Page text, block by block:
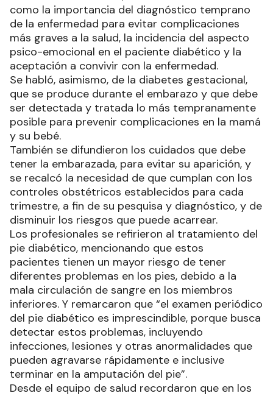
como la importancia del diagnóstico temprano
de la enfermedad para evitar complicaciones
más graves a la salud, la incidencia del aspecto
psico-emocional en el paciente diabético y la
aceptación a convivir con la enfermedad.
Se habló, asimismo, de la diabetes gestacional,
que se produce durante el embarazo y que debe
ser detectada y tratada lo más tempranamente
posible para prevenir complicaciones en la mamá
y su bebé.
También se difundieron los cuidados que debe
tener la embarazada, para evitar su aparición, y
se recalcó la necesidad de que cumplan con los
controles obstétricos establecidos para cada
trimestre, a fin de su pesquisa y diagnóstico, y de
disminuir los riesgos que puede acarrear.
Los profesionales se refirieron al tratamiento del
pie diabético, mencionando que estos
pacientes tienen un mayor riesgo de tener
diferentes problemas en los pies, debido a la
mala circulación de sangre en los miembros
inferiores. Y remarcaron que “el examen periódico
del pie diabético es imprescindible, porque busca
detectar estos problemas, incluyendo
infecciones, lesiones y otras anormalidades que
pueden agravarse rápidamente e inclusive
terminar en la amputación del pie”.
Desde el equipo de salud recordaron que en los